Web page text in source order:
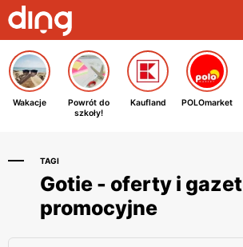
Wakacje
Powrót do
szkoły!
Kaufland POLOmarket
TAGI
Gotie - oferty i
promocyjne